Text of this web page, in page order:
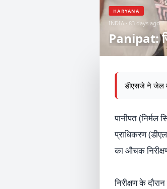
HARYANA
INDIA · 83 days ago
डीएसजे ने जेल
पानीपत (निर्मल
प्राधिकरण
का औचक
निरीक्षण के